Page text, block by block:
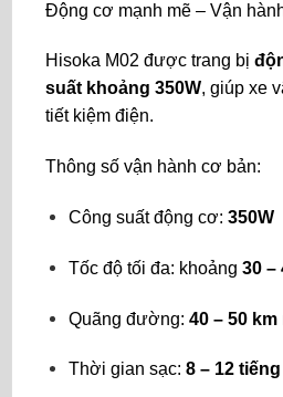
Động cơ mạnh mẽ – Vận
Hisoka M02 được trang bị
suất khoảng 350W, giúp xe
tiết kiệm điện.
Thông số vận hành cơ bản:
Công suất động cơ: 350W
Tốc độ tối đa: khoảng 30 –
Quãng đường: 40 – 50
Thời gian sạc: 8 – 12 tiếng